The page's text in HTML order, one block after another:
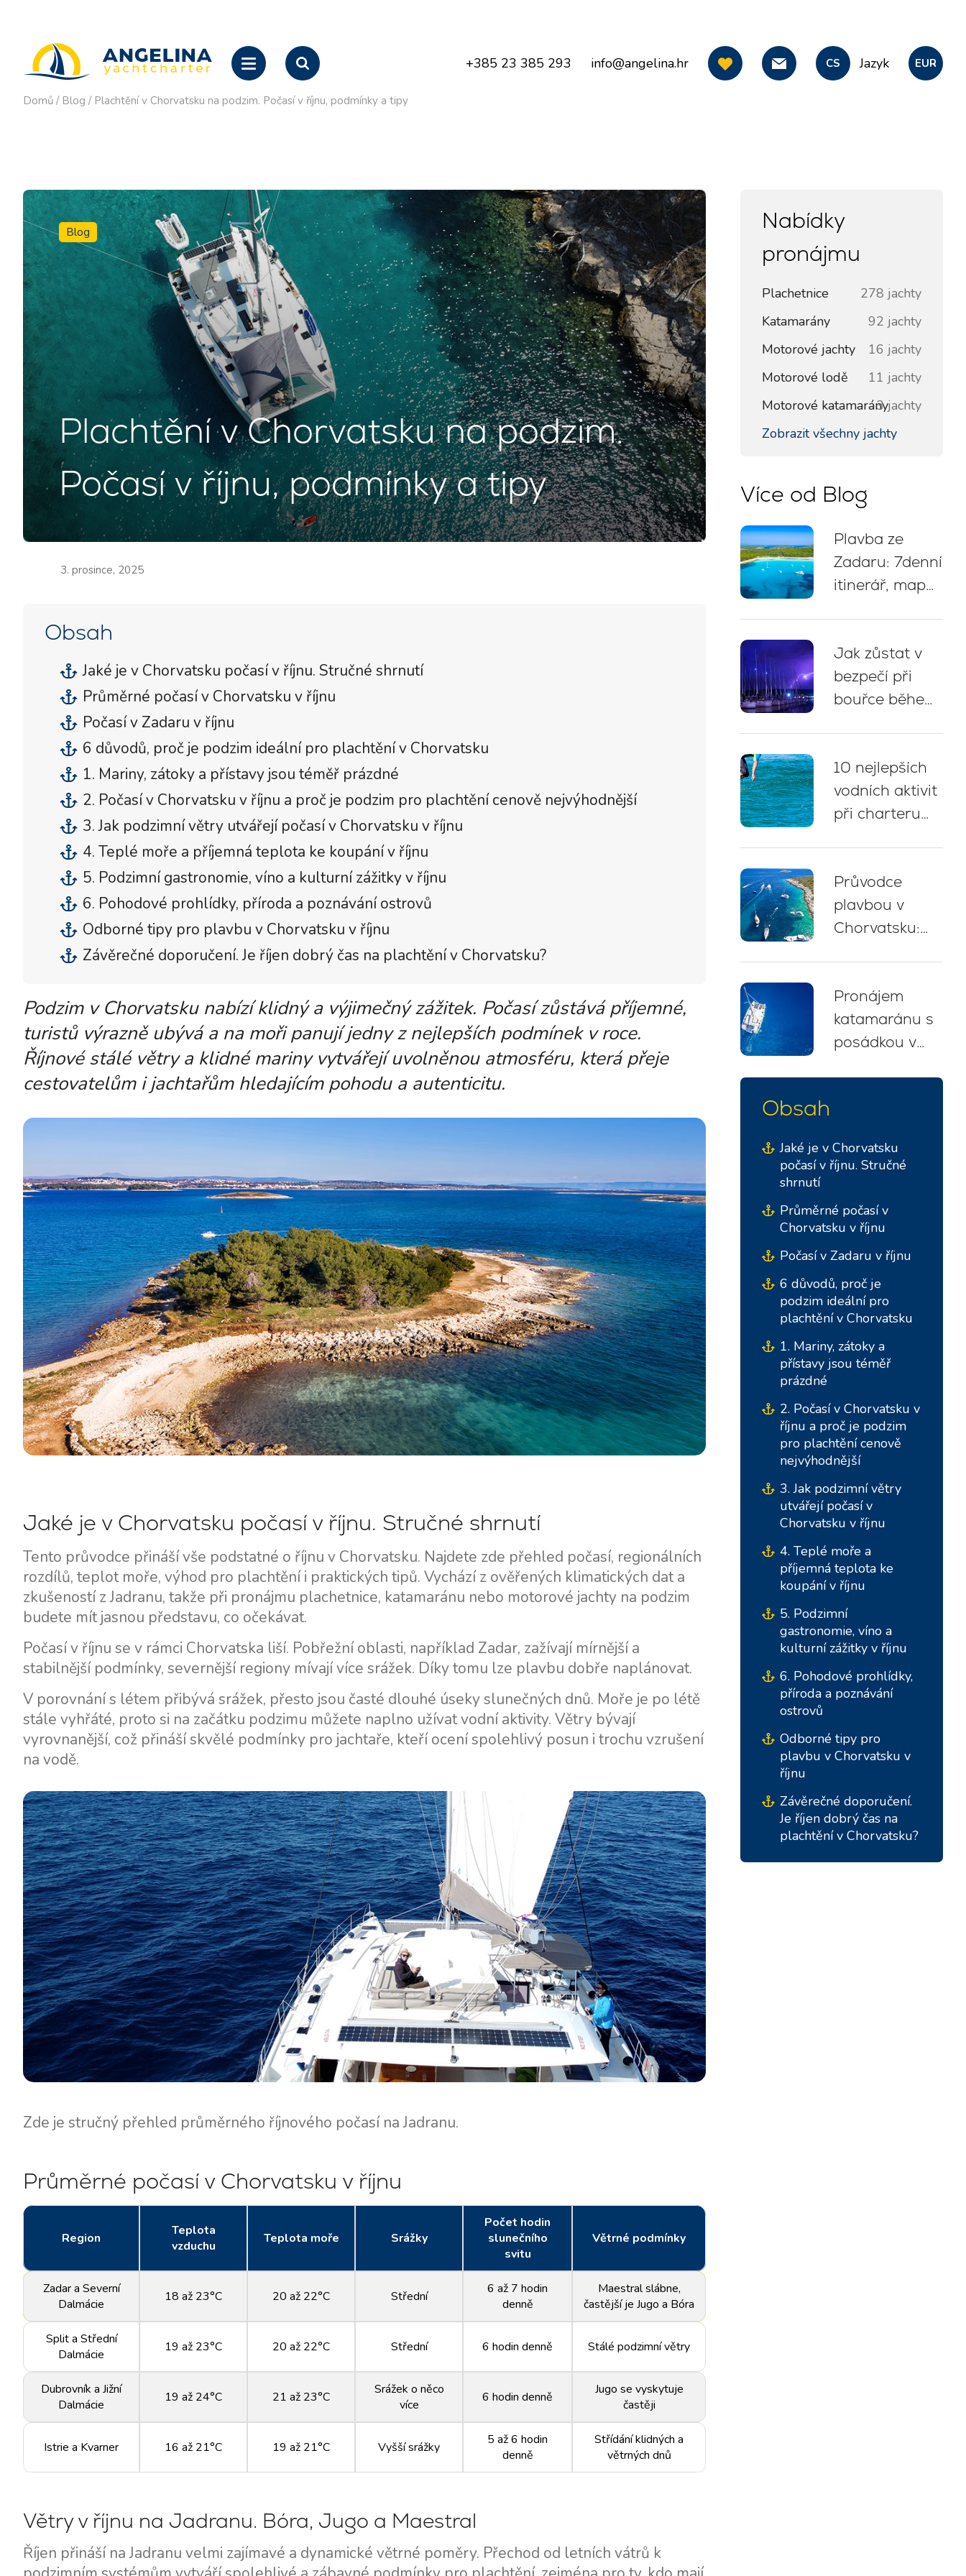
+385 23 385 293 info@angelina.hr CS Jazyk EUR
Domů / Blog / Plachtění v Chorvatsku na podzim. Počasí v říjnu, podmínky a tipy
Blog
Plachtění v Chorvatsku na podzim.
Počasí v říjnu, podmínky a tipy
3. prosince, 2025
Obsah
Jaké je v Chorvatsku počasí v říjnu. Stručné shrnutí
Průměrné počasí v Chorvatsku v říjnu
Počasí v Zadaru v říjnu
6 důvodů, proč je podzim ideální pro plachtění v Chorvatsku
1. Mariny, zátoky a přístavy jsou téměř prázdné
2. Počasí v Chorvatsku v říjnu a proč je podzim pro plachtění cenově nejvýhodnější
3. Jak podzimní větry utvářejí počasí v Chorvatsku v říjnu
4. Teplé moře a příjemná teplota ke koupání v říjnu
5. Podzimní gastronomie, víno a kulturní zážitky v říjnu
6. Pohodové prohlídky, příroda a poznávání ostrovů
Odborné tipy pro plavbu v Chorvatsku v říjnu
Závěrečné doporučení. Je říjen dobrý čas na plachtění v Chorvatsku?
Podzim v Chorvatsku nabízí klidný a výjimečný zážitek. Počasí zůstává příjemné,
turistů výrazně ubývá a na moři panují jedny z nejlepších podmínek v roce.
Říjnové stálé větry a klidné mariny vytvářejí uvolněnou atmosféru, která přeje
cestovatelům i jachtařům hledajícím pohodu a autenticitu.
Jaké je v Chorvatsku počasí v říjnu. Stručné shrnutí
Tento průvodce přináší vše podstatné o říjnu v Chorvatsku. Najdete zde přehled počasí, regionálních
rozdílů, teplot moře, výhod pro plachtění i praktických tipů. Vychází z ověřených klimatických dat a
zkušeností z Jadranu, takže při pronájmu plachetnice, katamaránu nebo motorové jachty na podzim
budete mít jasnou představu, co očekávat.
Počasí v říjnu se v rámci Chorvatska liší. Pobřežní oblasti, například Zadar, zažívají mírnější a
stabilnější podmínky, severnější regiony mívají více srážek. Díky tomu lze plavbu dobře naplánovat.
V porovnání s létem přibývá srážek, přesto jsou časté dlouhé úseky slunečných dnů. Moře je po létě
stále vyhřáté, proto si na začátku podzimu můžete naplno užívat vodní aktivity. Větry bývají
vyrovnanější, což přináší skvělé podmínky pro jachtaře, kteří ocení spolehlivý posun i trochu vzrušení
na vodě.
Zde je stručný přehled průměrného říjnového počasí na Jadranu.
Průměrné počasí v Chorvatsku v říjnu
Region
Teplota
vzduchu
Teplota moře Srážky
Počet hodin
slunečního
svitu
Větrné podmínky
Zadar a Severní
Dalmácie
18 až 23°C 20 až 22°C Střední
6 až 7 hodin
denně
Maestral slábne,
častější je Jugo a Bóra
Split a Střední
Dalmácie
19 až 23°C 20 až 22°C Střední 6 hodin denně Stálé podzimní větry
Dubrovník a Jižní
Dalmácie
19 až 24°C 21 až 23°C
Srážek o něco
více
6 hodin denně
Jugo se vyskytuje
častěji
Istrie a Kvarner 16 až 21°C 19 až 21°C Vyšší srážky
5 až 6 hodin
denně
Střídání klidných a
větrných dnů
Větry v říjnu na Jadranu. Bóra, Jugo a Maestral
Říjen přináší na Jadranu velmi zajímavé a dynamické větrné poměry. Přechod od letních vátrů k
Nabídky
pronájmu
Plachetnice
278 jachty
Katamarány
92 jachty
Motorové jachty
16 jachty
Motorové lodě
11 jachty
Motorové katamarány3 jachty
Zobrazit všechny jachty
Více od Blog
Plavba ze
Zadaru: 7denní
itinerář, mapa
tipy na kotvení
Jak zůstat v
bezpečí při
bouřce během
zásadních
doporučení
10 nejlepších
vodních aktivit
při charteru
Průvodce
plavbou v
Chorvatsku:
pro
začátečníky
(2026)
Pronájem
katamaránu s
posádkou v
Obsah
Jaké je v Chorvatsku
počasí v říjnu. Stručné
shrnutí
Průměrné počasí v
Chorvatsku v říjnu
Počasí v Zadaru v říjnu
6 důvodů, proč je
podzim ideální pro
plachtění v Chorvatsku
1. Mariny, zátoky a
přístavy jsou téměř
prázdné
2. Počasí v Chorvatsku v
říjnu a proč je podzim
pro plachtění cenově
nejvýhodnější
3. Jak podzimní větry
utvářejí počasí v
Chorvatsku v říjnu
4. Teplé moře a
příjemná teplota ke
koupání v říjnu
5. Podzimní
gastronomie, víno a
kulturní zážitky v říjnu
6. Pohodové prohlídky,
příroda a poznávání
ostrovů
Odborné tipy pro
plavbu v Chorvatsku v
říjnu
Závěrečné doporučení.
Je říjen dobrý čas na
plachtění v Chorvatsku?
Novinky / Blog
Partneři
Často kladené otázky
Plachetnice
Katamarány
Motorové katamarány
Motorové jachty
Pronájem jachty bez
posádky
Pronájem jachty s
kapitánem
Luxusní pronájem jachet s
Flotilový pronájem jachet
Valovie - Dálkový asistent
plavby
Katamarány Bali k
pronájmu
Zadar Plavební Oblast
Biograd na Moru
Šibenik Plachetní Region
Vodice
Rogoznica
Trogir
Plavební oblast Dubrovník
Istrijská plavební oblast
Plavební oblast Kvarner
Marina Frapa, Rogoznica
Yachtklub Seget - Marina
Baotić
ACI Marina Split
ACI Marina Dubrovník,
Komolac
Marina Šangulin, Biograd
ACI Marina Vodice
D-Marin Dalmacija,
Sukošan
Severní základny
Pula, ACI Marina Pomer
Pula, Marina Polesana
Marina Punat, Krk
Marina Lošinj, Mali Lošinj